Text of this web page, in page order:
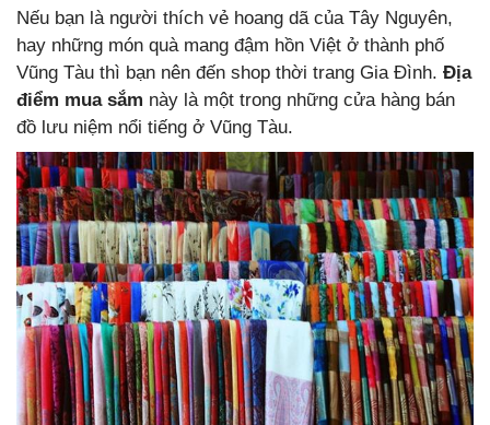
Nếu bạn là người thích vẻ hoang dã của Tây Nguyên,
hay những món quà mang đậm hồn Việt ở thành phố
Vũng Tàu thì bạn nên đến shop thời trang Gia Đình. Địa
điểm mua sắm này là một trong những cửa hàng bán
đồ lưu niệm nổi tiếng ở Vũng Tàu.